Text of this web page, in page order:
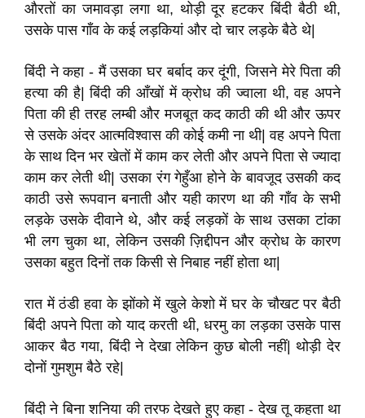
औरतों का जमावड़ा लगा था, थोड़ी दूर हटकर बिंदी बैठी थी,
उसके पास गाँव के कई लड़कियां और दो चार लड़के बैठे थे
बिंदी ने कहा - मैं उसका घर बर्बाद कर दूंगी,जिसने मेरे पिता की
हत्या की है|बिंदी की आँखों में क्रोध की ज्वाला थी,वह अपने
पिता की ही तरह लम्बी और मजबूत कद काठी की थी और ऊपर
से उसके अंदर आत्मविश्वास की कोई कमी ना थी|वह अपने पिता
के साथ दिन भर खेतों में काम कर लेती और अपने पिता से ज्यादा
काम कर लेती थी|उसका रंग गेहुँआ होने के बावजूद उसकी कद
काठी उसे रूपवान बनाती और यही कारण था की गाँव के सभी
लड़के उसके दीवाने थे,और कई लड़कों के साथ उसका टांका
भी लग चुका था,लेकिन उसकी ज़िद्दीपन और क्रोध के कारण
उसका बहुत दिनों तक किसी से निबाह नहीं होता था|
रात में ठंडी हवा के झोंको में खुले केशो में घर के चौखट पर बैठी
बिंदी अपने पिता को याद करती थी,धरमु का लड़का उसके पास
आकर बैठ गया,बिंदी ने देखा लेकिन कुछ बोली नहीं|थोड़ी देर
दोनों गुमशुम बैठे रहे
बिंदी ने बिना शनिया की तरफ देखते हुए कहा - देख तू कहता था